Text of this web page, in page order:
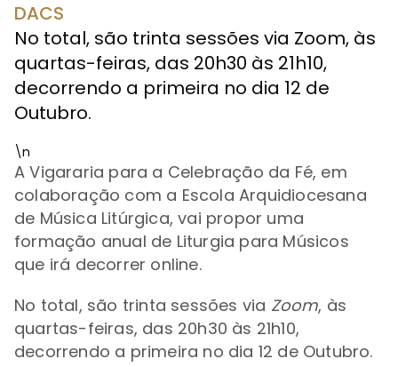
DACS
No total, são trinta sessões via Zoom, às
quartas-feiras, das 20h30 às 21h10,
decorrendo a primeira no dia 12 de
Outubro.
\n
A Vigararia para a Celebração da Fé, em
colaboração com a Escola Arquidiocesana
de Música Litúrgica, vai propor uma
formação anual de Liturgia para Músicos
que irá decorrer online.
No total, são trinta sessões via Zoom, às
quartas-feiras, das 20h30 às 21h10,
decorrendo a primeira no dia 12 de Outubro.